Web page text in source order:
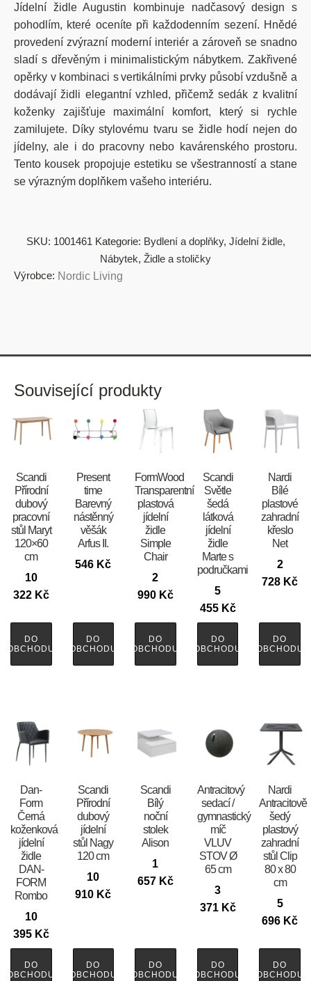
Jídelní židle Augustin kombinuje nadčasový design s
pohodlím, které oceníte při každodenním sezení. Hnědé
provedení zvýrazní moderní interiér a zároveň se snadno
sladí s dřevěným i minimalistickým nábytkem. Zakřivené
opěrky v kombinaci s vertikálními prvky působí vzdušně a
dodávají židli elegantní vzhled, přičemž sedák z kvalitní
koženky zajišťuje maximální komfort, který si rychle
zamilujete. Díky stylovému tvaru se židle hodí nejen do
jídelny, ale i do pracovny nebo kavárenského prostoru.
Tento kousek propojuje estetiku se všestranností a stane
se výrazným doplňkem vašeho interiéru.
SKU: 1001461 Kategorie: Bydlení a doplňky, Jídelní židle,
Nábytek, Židle a stoličky
Výrobce: Nordic Living
Související produkty
Scandi
Přírodní
dubový
pracovní
stůl Maryt
120×60
cm
10
322 Kč
DO
OBCHODU
Present
time
Barevný
nástěnný
věšák
Arfus II.
546 Kč
DO
OBCHODU
FormWood
Transparentní
plastová
jídelní
židle
Simple
Chair
2
990 Kč
DO
OBCHODU
Scandi
Světle
šedá
látková
jídelní
židle
Marte s
područkami
5
455 Kč
DO
OBCHODU
Nardi
Bílé
plastové
zahradní
křeslo
Net
2
728 Kč
DO
OBCHODU
​​​​​Dan-
Form
Černá
koženková
jídelní
židle
DAN-
FORM
Rombo
10
395 Kč
DO
OBCHODU
Scandi
Přírodní
dubový
jídelní
stůl Nagy
120 cm
10
910 Kč
DO
OBCHODU
Scandi
Bílý
noční
stolek
Alison
1
657 Kč
DO
OBCHODU
Antracitový
sedací /
gymnastický
míč
VLUV
STOV Ø
65 cm
3
371 Kč
DO
OBCHODU
Nardi
Antracitově
šedý
plastový
zahradní
stůl Clip
80 x 80
cm
5
696 Kč
DO
OBCHODU